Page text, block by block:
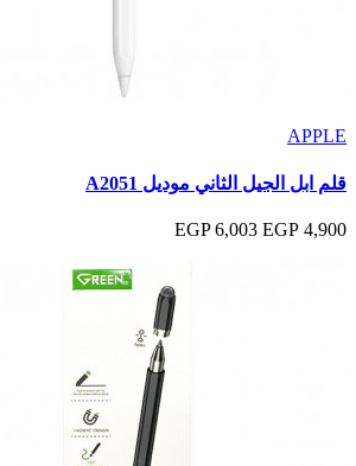
APPLE
قلم ابل الجيل الثاني موديل A2051
4,900 EGP
6,003 EGP